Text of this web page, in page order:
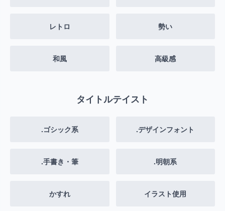
レトロ 勢い
和風 高級感
タイトルテイスト
.ゴシック系 .デザインフォント
.手書き・筆 .明朝系
かすれ イラスト使用